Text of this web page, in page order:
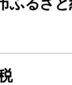
ふるさ